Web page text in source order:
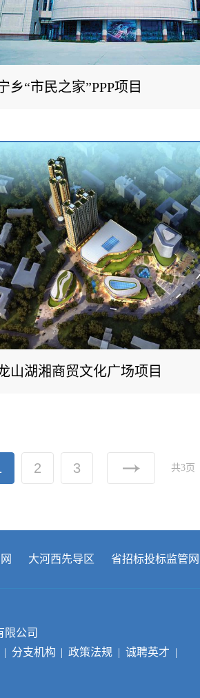
乡“市民之家”PPP项目
山湖湘商贸文化广场项目
2 3 共3页
大河西先导区 省招标投标监管网
限公司
| 分支机构 | 政策法规 | 诚聘英才 |